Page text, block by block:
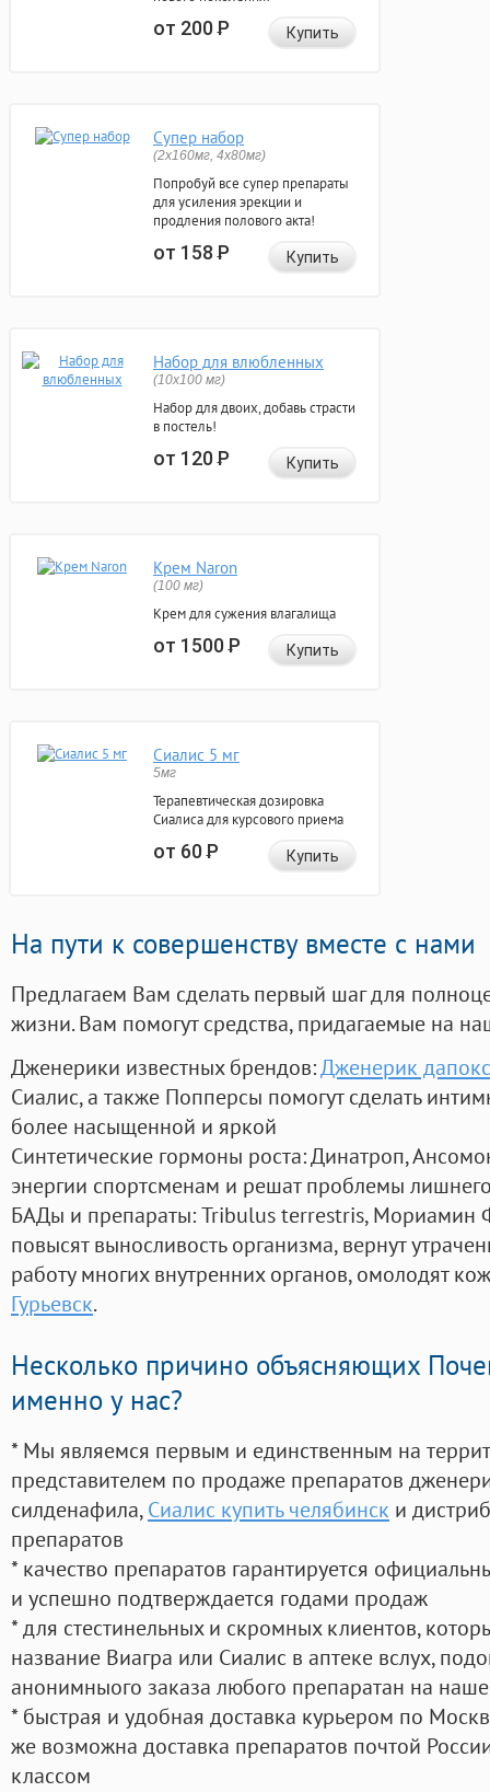
от 200Р Купить
Супер набор
(2х160мг, 4х80мг)
Попробуй все супер препараты
для усиления эрекции и
продления полового акта!
от 158Р Купить
Набор для влюбленных
(10х100 мг)
Набор для двоих, добавь страсти
в постель!
от 120Р Купить
Крем Naron
(100 мг)
Крем для сужения влагалища
от 1500Р Купить
Сиалис 5 мг
5мг
Терапевтическая дозировка
Сиалиса для курсового приема
от 60Р Купить
На пути к совершенству вместе с нами
Предлагаем Вам сделать первый шаг для
жизни. Вам помогут средства, придагаемые на
Дженерики известных брендов:Дженерик
Сиалис, а также Попперсы помогут сделать
более насыщенной и яркой
Синтетические гормоны роста: Динатроп,
энергии спортсменам и решат проблемы
БАДы и препараты:Tribulus terrestris, Мориамин
повысят выносливость организма, вернут
работу многих внутренних органов, омолодят
Гурьевск.
Несколько причино объясняющих
именно у нас?
* Мы являемся первым и единственным на
представителем по продаже препаратов
силденафила, Сиалис купить челябинск и
препаратов
* качество препаратов гарантируется
и успешно подтверждается годами продаж
* для стестинельных и скромных клиентов,
название Виагра или Сиалис в аптеке вслух,
анонимныого заказа любого препаратан на
* быстрая и удобная доставка курьером по
же возможна доставка препаратов почтой
классом